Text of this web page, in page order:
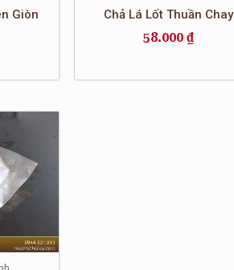
Giòn
Chả Lá Lốt Thuần Chay
58.000 ₫